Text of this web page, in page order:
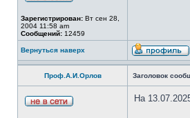
Зарегистрирован: Вт сен 28,
2004 11:58 am
Сообщений: 12459
Вернуться наверх
Проф.А.И.Орлов Заголовок
На